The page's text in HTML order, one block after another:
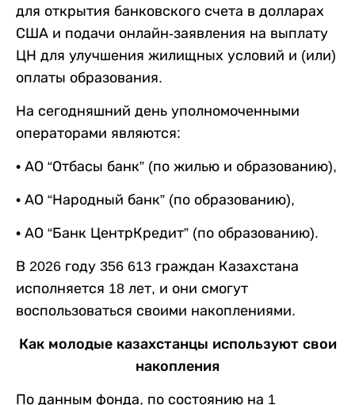
для открытия банковского счета в долларах
США и подачи онлайн-заявления на выплату
ЦН для улучшения жилищных условий и (или)
оплаты образования.
На сегодняшний день уполномоченными
операторами являются:
• АО “Отбасы банк” (по жилью и образованию),
• АО “Народный банк” (по образованию),
• АО “Банк ЦентрКредит” (по образованию).
В 2026 году 356 613 граждан Казахстана
исполняется 18 лет, и они смогут
воспользоваться своими накоплениями.
Как молодые казахстанцы используют свои
накопления
По данным фонда, по состоянию на 1